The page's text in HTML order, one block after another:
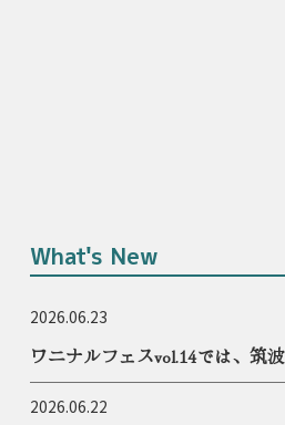
What's New
2026.06.23
ワニナルフェスvol.14では、筑
2026.06.22